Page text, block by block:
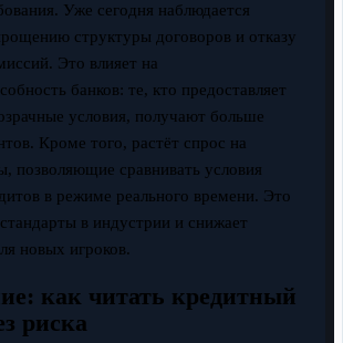
Уже сегодня наблюдается
структуры договоров и отказу
Это влияет на
банков: те, кто предоставляет
условия, получают больше
Кроме того, растёт спрос на
позволяющие сравнивать условия
в режиме реального времени. Это
в индустрии и снижает
новых игроков.
как читать кредитный
риска